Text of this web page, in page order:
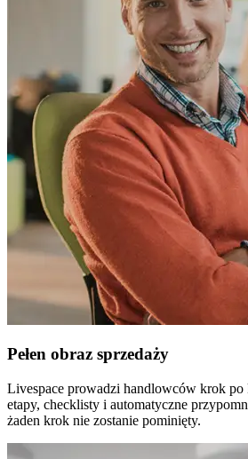
Pełen obraz sprzedaży
Livespace prowadzi handlowców krok
etapy, checklisty i automatyczne
żaden krok nie zostanie pominięty.